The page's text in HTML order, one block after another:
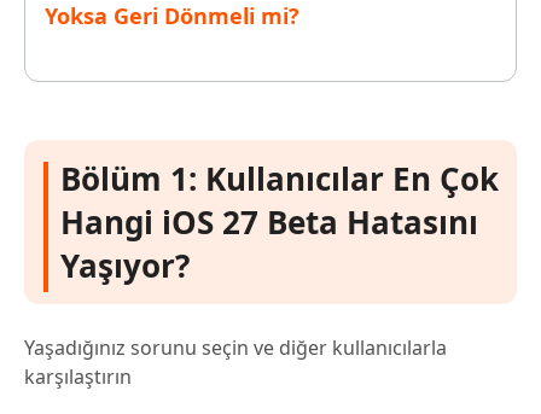
Yoksa Geri Dönmeli mi?
Bölüm 1: Kullanıcılar En Çok
Hangi iOS 27 Beta Hatasını
Yaşıyor?
Yaşadığınız sorunu seçin ve diğer kullanıcılarla
karşılaştırın